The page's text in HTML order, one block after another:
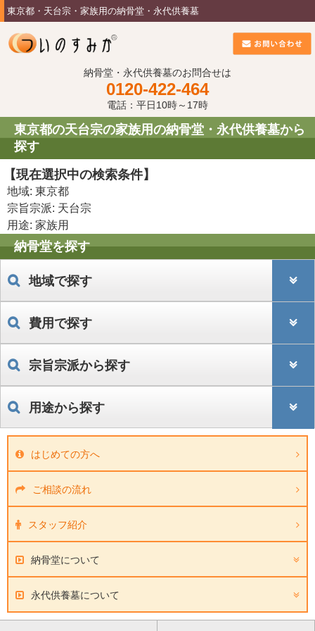
東京都・天台宗・家族用の納骨堂・永代供養墓
納骨堂・永代供養墓のお問合せは
0120-422-464
電話：平日10時～17時
東京都の天台宗の家族用の納骨堂・永代供養墓から
探す
【現在選択中の検索条件】
地域: 東京都
宗旨宗派: 天台宗
用途: 家族用
納骨堂を探す
地域で探す
費用で探す
宗旨宗派から探す
用途から探す
はじめての方へ
ご相談の流れ
スタッフ紹介
納骨堂について
永代供養墓について